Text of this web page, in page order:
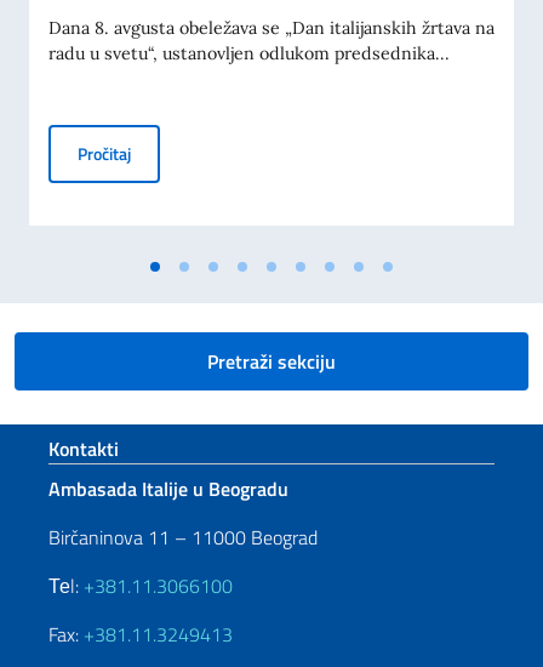
Dana 8. avgusta obeležava se „Dan italijanskih žrtava na
radu u svetu“, ustanovljen odlukom predsednika...
PročitajKOMEMORACIJA 70. GODIŠNJICE TRAGEDIJE U MESTU
Pretraži sekciju
Footer section
Kontakti
Ambasada Italije u Beogradu
Birčaninova 11 – 11000 Beograd
Теl: +381.11.3066100
Fax: +381.11.3249413